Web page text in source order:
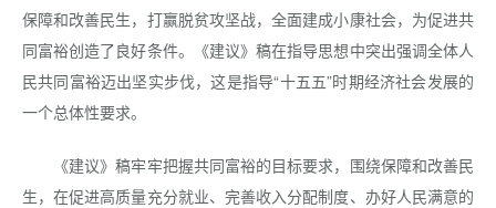
保障和改善民生，打赢脱贫攻坚战，全面建成小康社会，为促进共
同富裕创造了良好条件。《建议》稿在指导思想中突出强调全体人
民共同富裕迈出坚实步伐，这是指导“十五五”时期经济社会发展的
一个总体性要求。
《建议》稿牢牢把握共同富裕的目标要求，围绕保障和改善民
生，在促进高质量充分就业、完善收入分配制度、办好人民满意的